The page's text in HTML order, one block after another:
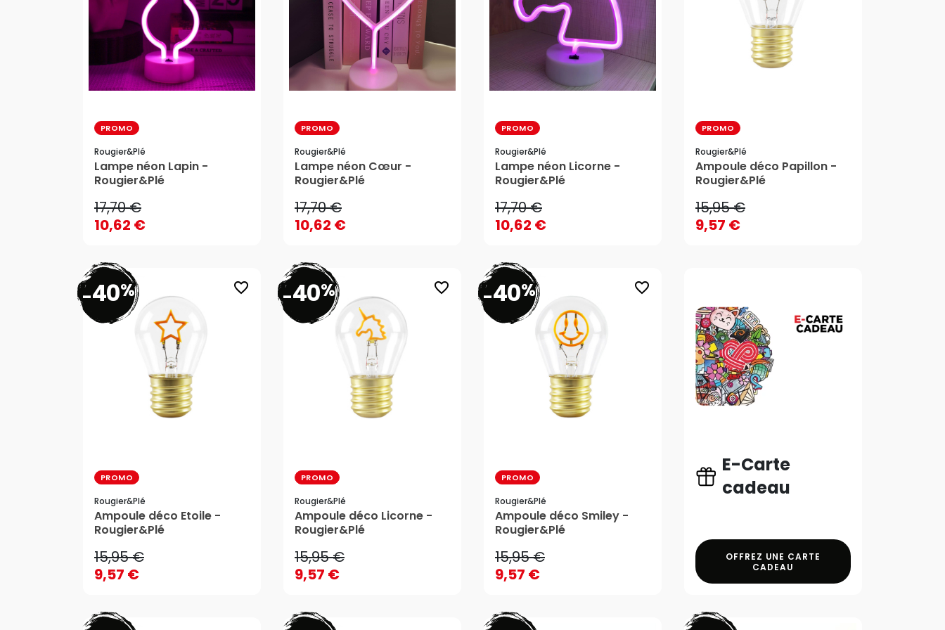
PROMO
Rougier&plé
Lampe néon Lapin -
Rougier&Plé
17,70 €
10,62 €
17,70 €
10,62 €
AJOUTER AU PANIER
PROMO
Rougier&plé
Lampe néon Cœur -
Rougier&Plé
17,70 €
10,62 €
17,70 €
10,62 €
AJOUTER AU PANIER
PROMO
Rougier&plé
Lampe néon Licorne -
Rougier&Plé
17,70 €
10,62 €
17,70 €
10,62 €
AJOUTER AU PANIER
PROMO
Rougier&plé
Ampoule déco Papillon -
Rougier&Plé
15,95 €
9,57 €
15,95 €
9,57 €
AJOUTER AU PANIER
favorite_border
-40%
PROMO
Rougier&plé
Ampoule déco Etoile -
Rougier&Plé
15,95 €
9,57 €
15,95 €
9,57 €
AJOUTER AU PANIER
favorite_border
-40%
PROMO
Rougier&plé
Ampoule déco Licorne -
Rougier&Plé
15,95 €
9,57 €
15,95 €
9,57 €
AJOUTER AU PANIER
favorite_border
-40%
PROMO
Rougier&plé
Ampoule déco Smiley -
Rougier&Plé
15,95 €
9,57 €
15,95 €
9,57 €
AJOUTER AU PANIER
E-Carte
cadeau
OFFREZ UNE CARTE
CADEAU